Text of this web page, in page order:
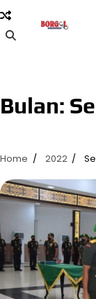
Skip
to
content
Bulan:
Home 2022